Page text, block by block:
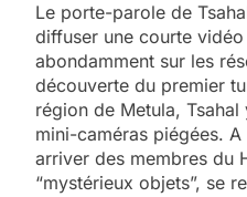
Le porte-parole de
diffuser une courte
abondamment sur les
découverte du premier
région de Metula,
mini-caméras piégées.
arriver des membres du
“mystérieux objets”, se